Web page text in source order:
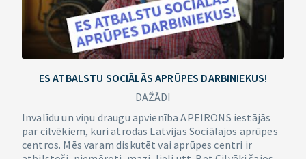
ES ATBALSTU SOCIĀLĀS APRŪPES DARBINIEKUS!
DAŽĀDI
Invalīdu un viņu draugu apvienība APEIRONS iestājās
par cilvēkiem, kuri atrodas Latvijas Sociālajos aprūpes
centros. Mēs varam diskutēt vai aprūpes centri ir